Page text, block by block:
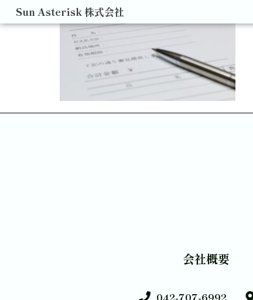
Sun Asterisk 株式会社
会社概要
042-707-6992